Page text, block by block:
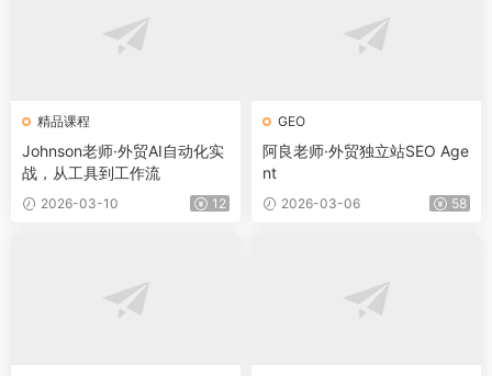
精品课程
Johnson老师·外贸AI自动化实
战，从工具到工作流
2026-03-10 12
GEO
阿良老师·外贸独立站SEO Age
nt
2026-03-06 58